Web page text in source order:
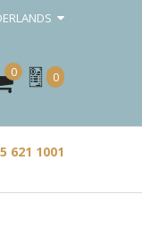
0
Mijn
Offerte
0
621 1001